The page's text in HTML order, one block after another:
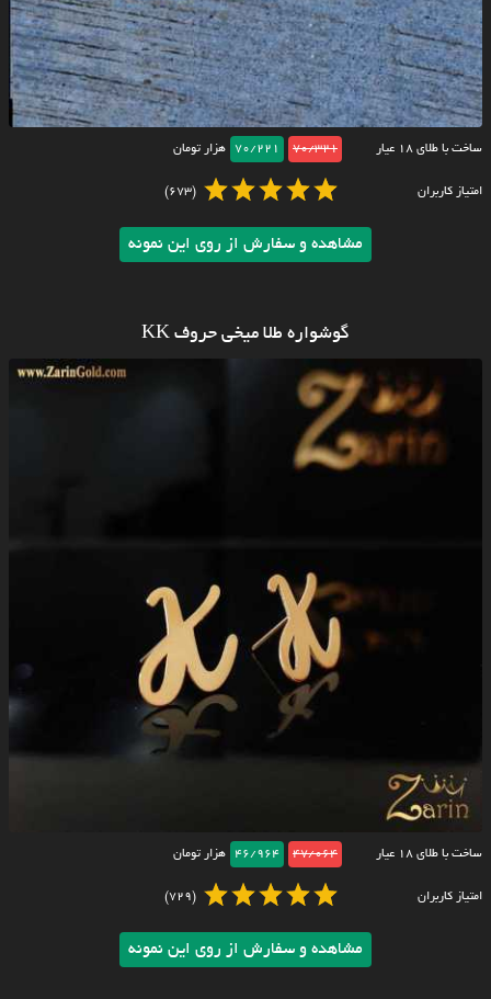
ساخت با طلای ۱۸ عیار 70/321
70/221 هزار تومان
امتیاز کاربران (673)
مشاهده و سفارش از روی این نمونه
گوشواره طلا میخی حروف KK
ساخت با طلای ۱۸ عیار 47/064
46/964 هزار تومان
امتیاز کاربران (729)
مشاهده و سفارش از روی این نمونه